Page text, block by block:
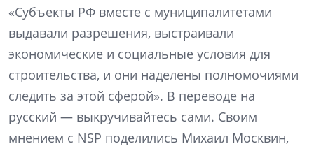
«Субъекты РФ вместе с муниципалитетами
выдавали разрешения, выстраивали
экономические и социальные условия для
строительства, и они наделены полномочиями
следить за этой сферой». В переводе на
русский — выкручивайтесь сами. Своим
мнением с NSP поделились Михаил Москвин,